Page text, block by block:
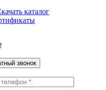
каталог
звонок